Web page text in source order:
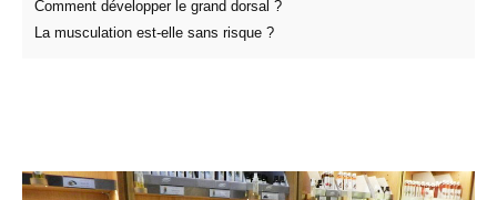
Comment développer le grand dorsal ?
La musculation est-elle sans risque ?